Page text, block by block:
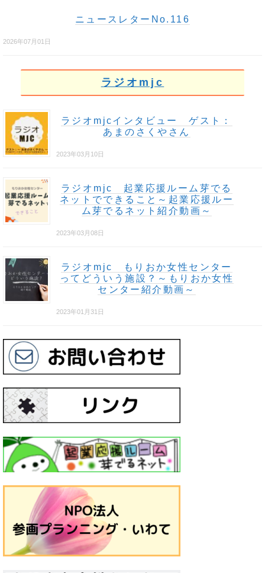
ニュースレターNo.116
2026年07月01日
ラジオmjc
ラジオmjcインタビュー ゲスト：
あまのさくやさん
2023年03月10日
ラジオmjc 起業応援ルーム芽でる
ネットでできること～起業応援ルー
ム芽でるネット紹介動画～
2023年03月08日
ラジオmjc もりおか女性センター
ってどういう施設？～もりおか女性
センター紹介動画～
2023年01月31日